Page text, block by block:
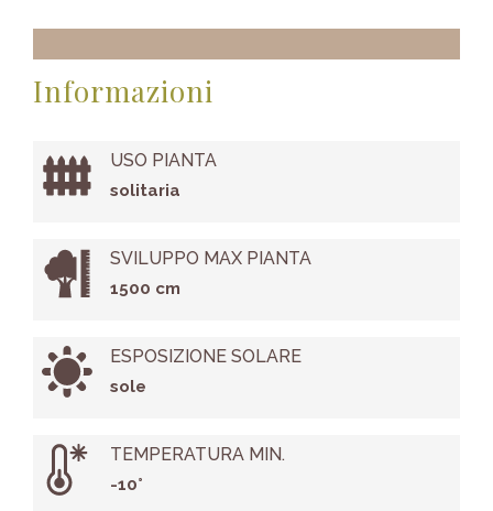
Informazioni
USO PIANTA
solitaria
SVILUPPO MAX PIANTA
1500 cm
ESPOSIZIONE SOLARE
sole
TEMPERATURA MIN.
-10°